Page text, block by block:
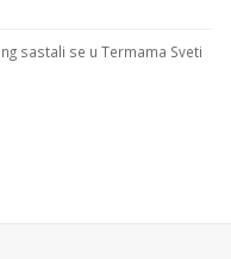
sastali se u Termama Sveti